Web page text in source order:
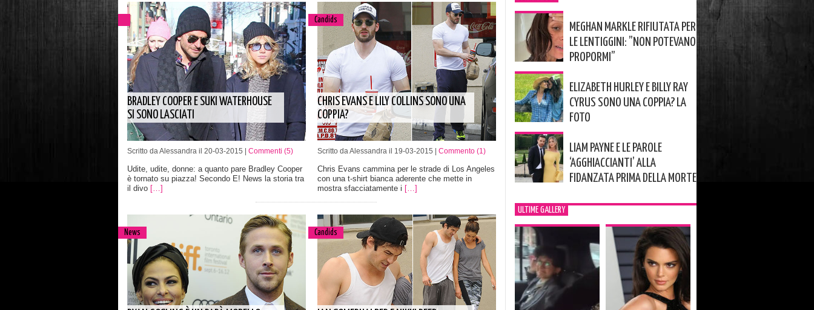
BRADLEY COOPER E SUKI WATERHOUSE
SI SONO LASCIATI
Scritto da Alessandra il 20-03-2015 | Commenti (5)
Udite, udite, donne: a quanto pare Bradley Cooper
è tornato su piazza! Secondo E! News la storia tra
il divo […]
Candids
CHRIS EVANS E LILY COLLINS SONO UNA
COPPIA?
Scritto da Alessandra il 19-03-2015 | Commento (1)
Chris Evans cammina per le strade di Los Angeles
con una t-shirt bianca aderente che mette in
mostra sfacciatamente i […]
News Candids
MEGHAN MARKLE RIFIUTATA PER
LE LENTIGGINI: ”NON POTEVANO
PROPORMI”
ELIZABETH HURLEY E BILLY RAY
CYRUS SONO UNA COPPIA? LA
FOTO
LIAM PAYNE E LE PAROLE
‘AGGHIACCIANTI’ ALLA
FIDANZATA PRIMA DELLA MORTE
ULTIME GALLERY